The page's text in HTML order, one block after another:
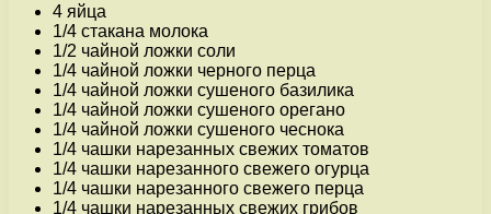
4 яйца
1/4 стакана молока
1/2 чайной ложки соли
1/4 чайной ложки черного перца
1/4 чайной ложки сушеного базилика
1/4 чайной ложки сушеного орегано
1/4 чайной ложки сушеного чеснока
1/4 чашки нарезанных свежих томатов
1/4 чашки нарезанного свежего огурца
1/4 чашки нарезанного свежего перца
1/4 чашки нарезанных свежих грибов